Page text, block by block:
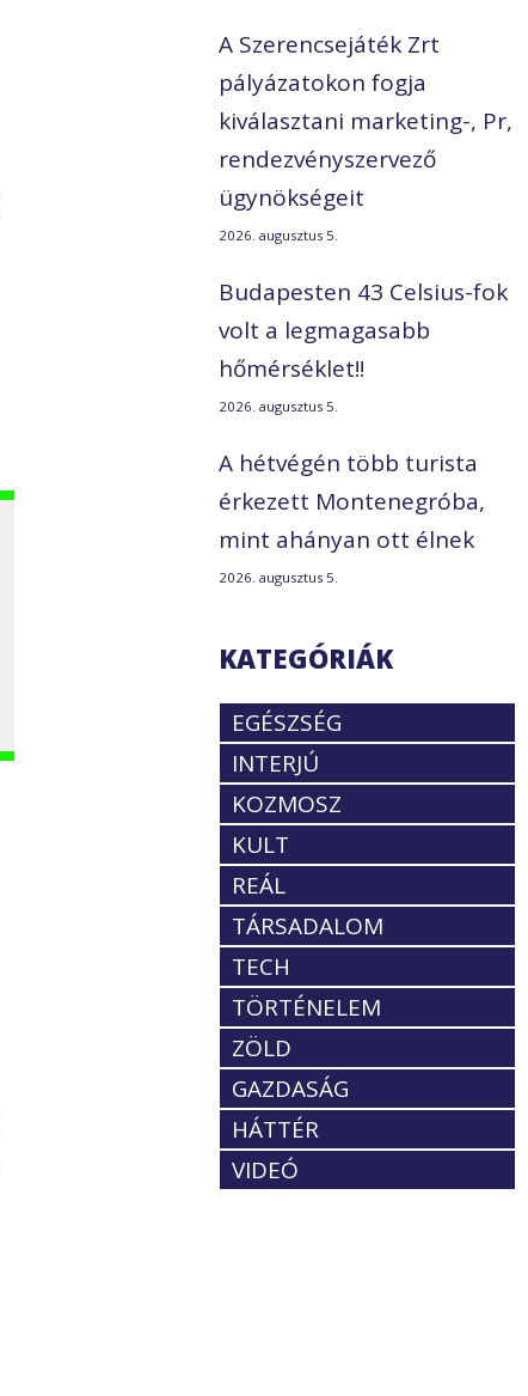
A Szerencsejáték Zrt
pályázatokon fogja
kiválasztani marketing-, Pr,
rendezvényszervező
ügynökségeit
2026. augusztus 5.
Budapesten 43 Celsius-fok
volt a legmagasabb
hőmérséklet!!
2026. augusztus 5.
A hétvégén több turista
érkezett Montenegróba,
mint ahányan ott élnek
2026. augusztus 5.
KATEGÓRIÁK
EGÉSZSÉG
INTERJÚ
KOZMOSZ
KULT
REÁL
TÁRSADALOM
TECH
TÖRTÉNELEM
ZÖLD
GAZDASÁG
HÁTTÉR
VIDEÓ